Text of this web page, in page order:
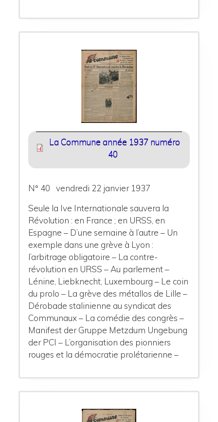
La Commune année 1937 numéro
40
N° 40 vendredi 22 janvier 1937
Seule la Ive Internationale sauvera la
Révolution : en France ; en URSS, en
Espagne – D’une semaine à l’autre – Un
exemple dans une grève à Lyon :
l’arbitrage obligatoire – La contre-
révolution en URSS – Au parlement –
Lénine, Liebknecht, Luxembourg – Le coin
du prolo – La grève des métallos de Lille –
Dérobade stalinienne au syndicat des
Communaux – La comédie des congrès –
Manifest der Gruppe Metzdum Ungebung
der PCI – L’organisation des pionniers
rouges et la démocratie prolétarienne –